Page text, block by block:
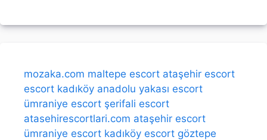
mozaka.com maltepe escort ataşehir escort
escort kadıköy anadolu yakası escort
ümraniye escort şerifali escort
atasehirescortlari.com ataşehir escort
ümraniye escort kadıköy escort göztepe